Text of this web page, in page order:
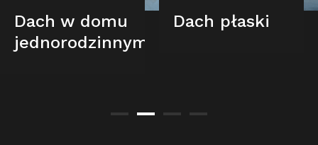
Dach w domu
jednorodzinnym
Dach płaski